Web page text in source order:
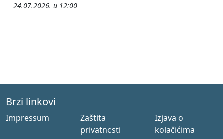
24.07.2026. u 12:00
Brzi linkovi
Impressum
Zaštita
privatnosti
Izjava o
kolačićima